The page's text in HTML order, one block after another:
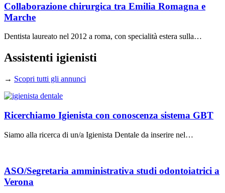
Collaborazione chirurgica tra Emilia Romagna e
Marche
Dentista laureato nel 2012 a roma, con specialità estera sulla…
Assistenti igienisti
→ Scopri tutti gli annunci
Ricerchiamo Igienista con conoscenza sistema GBT
Siamo alla ricerca di un/a Igienista Dentale da inserire nel…
ASO/Segretaria amministrativa studi odontoiatrici a
Verona